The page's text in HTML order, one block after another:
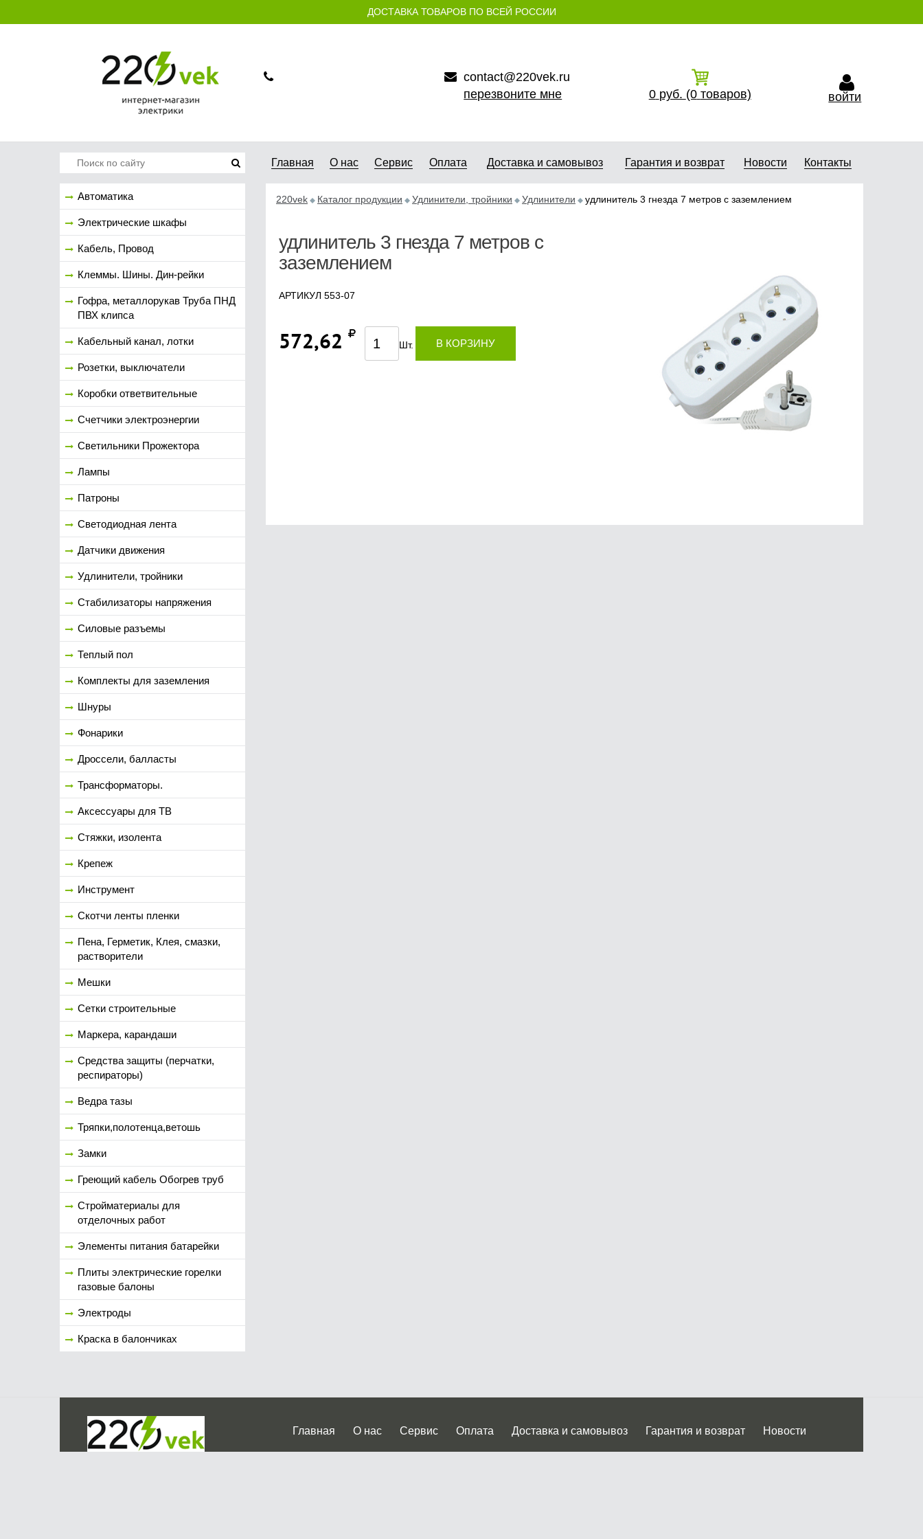
ДОСТАВКА ТОВАРОВ ПО ВСЕЙ РОССИИ
contact@220vek.ru
перезвоните мне
0 руб. (0 товаров) войти
Автоматика
Электрические шкафы
Кабель, Провод
Клеммы. Шины. Дин-рейки
Гофра, металлорукав Труба ПНД
ПВХ клипса
Кабельный канал, лотки
Розетки, выключатели
Коробки ответвительные
Счетчики электроэнергии
Светильники Прожектора
Лампы
Патроны
Светодиодная лента
Датчики движения
Удлинители, тройники
Стабилизаторы напряжения
Силовые разъемы
Теплый пол
Комплекты для заземления
Шнуры
Фонарики
Дроссели, балласты
Трансформаторы.
Аксессуары для ТВ
Стяжки, изолента
Крепеж
Инструмент
Скотчи ленты пленки
Пена, Герметик, Клея, смазки,
растворители
Мешки
Сетки строительные
Маркера, карандаши
Средства защиты (перчатки,
респираторы)
Ведра тазы
Тряпки,полотенца,ветошь
Замки
Греющий кабель Обогрев труб
Стройматериалы для
отделочных работ
Элементы питания батарейки
Плиты электрические горелки
газовые балоны
Электроды
Краска в балончиках
Главная О нас Сервис Оплата Доставка и самовывоз Гарантия и возврат Новости Контакты
220vek Каталог продукции Удлинители, тройники Удлинители удлинитель 3 гнезда 7 метров с заземлением
удлинитель 3 гнезда 7 метров с
заземлением
АРТИКУЛ 553-07
572,62 Шт. В КОРЗИНУ
Главная О нас Сервис Оплата Доставка и самовывоз Гарантия и возврат Новости